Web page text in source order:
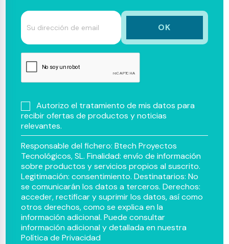
Autorizo el tratamiento de mis datos para
recibir ofertas de productos y noticias
relevantes.
Responsable del fichero: Btech Proyectos
Tecnológicos, SL. Finalidad: envío de información
sobre productos y servicios propios al suscrito.
Legitimación: consentimiento. Destinatarios: No
se comunicarán los datos a terceros. Derechos:
acceder, rectificar y suprimir los datos, así como
otros derechos, como se explica en la
información adicional. Puede consultar
información adicional y detallada en nuestra
Política de Privacidad